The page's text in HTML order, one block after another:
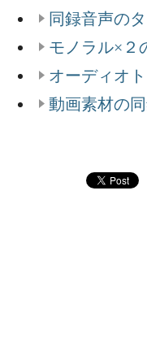
同録音声の
モノラル×２
オーディオ
動画素材の